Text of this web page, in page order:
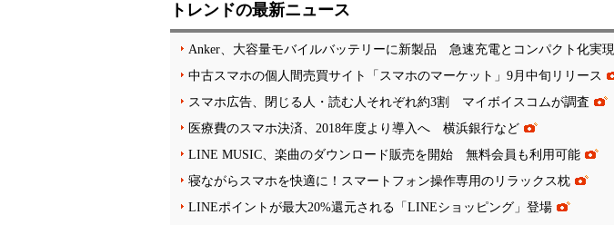
トレンドの最新ニュース
Anker、大容量モバイルバッテリーに新製品 急速充電とコンパクト化実現
中古スマホの個人間売買サイト「スマホのマーケット」9月中旬リリース
スマホ広告、閉じる人・読む人それぞれ約3割 マイボイスコムが調査
医療費のスマホ決済、2018年度より導入へ 横浜銀行など
LINE MUSIC、楽曲のダウンロード販売を開始 無料会員も利用可能
寝ながらスマホを快適に！スマートフォン操作専用のリラックス枕
LINEポイントが最大20%還元される「LINEショッピング」登場